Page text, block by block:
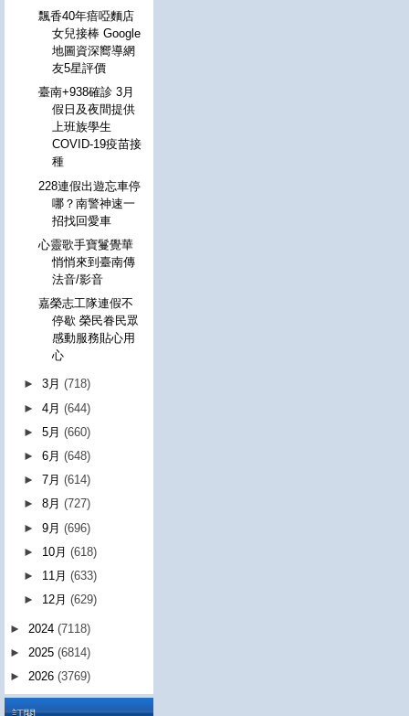
飄香40年瘖啞麵店
女兒接棒 Google
地圖資深嚮導網
友5星評價
臺南+938確診 3月
假日及夜間提供
上班族學生
COVID-19疫苗接
種
228連假出遊忘車停
哪？南警神速一
招找回愛車
心靈歌手寶鬘覺華
悄悄來到臺南傳
法音/影音
嘉榮志工隊連假不
停歇 榮民眷民眾
感動服務貼心用
心
►3月(718)
►4月(644)
►5月(660)
►6月(648)
►7月(614)
►8月(727)
►9月(696)
► 10月(618)
► 11月(633)
► 12月(629)
► 2024 (7118)
► 2025 (6814)
► 2026 (3769)